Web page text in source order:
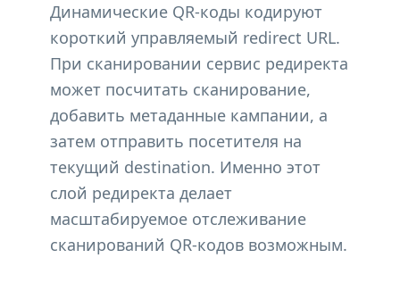
Динамические QR-коды кодируют
короткий управляемый redirect URL.
При сканировании сервис редиректа
может посчитать сканирование,
добавить метаданные кампании, а
затем отправить посетителя на
текущий destination. Именно этот
слой редиректа делает
масштабируемое отслеживание
сканирований QR-кодов возможным.